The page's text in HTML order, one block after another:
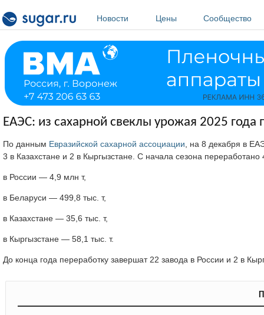
Новости
Цены Сообщество
ЕАЭС: из сахарной свеклы урожая 2025 года
По данным Евразийской сахарной ассоциации , на 8 декабря в
3 в Казахстане и 2 в Кыргызстане. С начала сезона
в России — 4,9 млн т,
в Беларуси — 499,8 тыс. т,
в Казахстане — 35,6 тыс. т,
в Кыргызстане — 58,1 тыс. т.
До конца года переработку завершат 22 завода в России и 2 в